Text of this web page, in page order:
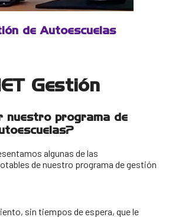
de Autoescuelas
Gestión
nuestro programa de
algunas de las
de nuestro programa de gestión
sin tiempos de espera, que le